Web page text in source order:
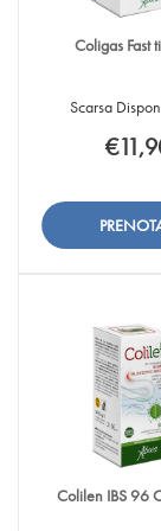
Coligas Fast
Scarsa
su
Colilen IBS 96